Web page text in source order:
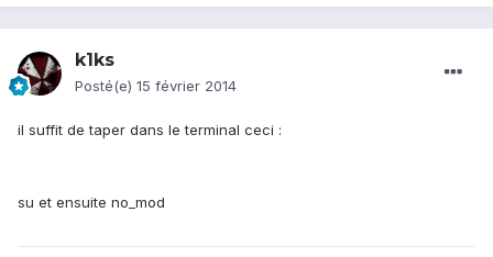
k1ks
Posté(e) 15 février 2014
il suffit de taper dans le terminal ceci :
su et ensuite no_mod